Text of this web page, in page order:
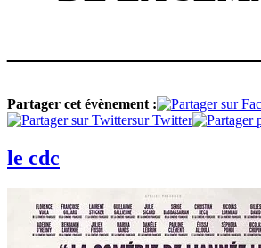
Partager cet évènement :
sur Twitter
le cdc